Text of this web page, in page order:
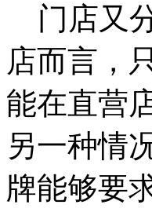
门店又
店而言，
能在直营
另一种情
牌能够要